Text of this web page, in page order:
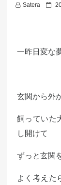
Satera
P
e
一昨日変な
玄関から外
飼っていた
し開けて
ずっと玄関
よく考えた